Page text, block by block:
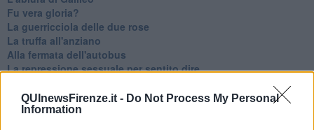
QUInewsFirenze.it - Do Not Process My Personal
Information
Fu vera gloria?
La guerricciola delle due rose
La truffa all'anziano
Alla fermata dell'autobus
La repressione sessuale per sentito dire
Foto storica
Esequie solenni